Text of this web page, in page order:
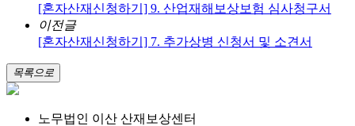
[혼자산재신청하기] 9. 산업재해보상보험 심사청구서
이전글
[혼자산재신청하기] 7. 추가상병 신청서 및 소견서
목록으로
노무법인 이산 산재보상센터